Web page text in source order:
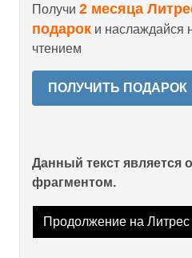
Получи 2 месяца
подарок и наслаждайся
чтением
ПОЛУЧИТЬ ПОДАРОК
Данный текст является
фрагментом.
Продолжение на Литрес